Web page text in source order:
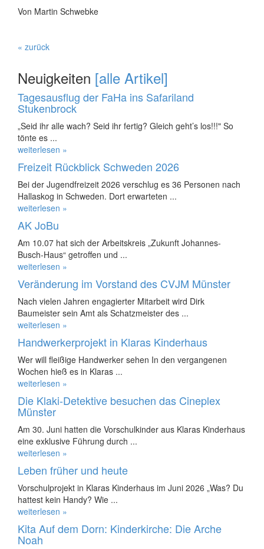
Von Martin Schwebke
« zurück
Neuigkeiten [alle Artikel]
Tagesausflug der FaHa ins Safariland
Stukenbrock
„Seid ihr alle wach? Seid ihr fertig? Gleich geht’s los!!!" So
tönte es ...
weiterlesen »
Freizeit Rückblick Schweden 2026
Bei der Jugendfreizeit 2026 verschlug es 36 Personen nach
Hallaskog in Schweden. Dort erwarteten ...
weiterlesen »
AK JoBu
Am 10.07 hat sich der Arbeitskreis „Zukunft Johannes-
Busch-Haus“ getroffen und ...
weiterlesen »
Veränderung im Vorstand des CVJM Münster
Nach vielen Jahren engagierter Mitarbeit wird Dirk
Baumeister sein Amt als Schatzmeister des ...
weiterlesen »
Handwerkerprojekt in Klaras Kinderhaus
Wer will fleißige Handwerker sehen In den vergangenen
Wochen hieß es in Klaras ...
weiterlesen »
Die Klaki-Detektive besuchen das Cineplex
Münster
Am 30. Juni hatten die Vorschulkinder aus Klaras Kinderhaus
eine exklusive Führung durch ...
weiterlesen »
Leben früher und heute
Vorschulprojekt in Klaras Kinderhaus im Juni 2026 „Was? Du
hattest kein Handy? Wie ...
weiterlesen »
Kita Auf dem Dorn: Kinderkirche: Die Arche
Noah